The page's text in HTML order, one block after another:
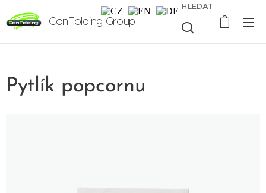
ConFolding Group
HLEDAT
Pytlík popcornu